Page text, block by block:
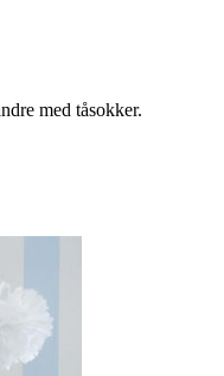
med tåsokker.